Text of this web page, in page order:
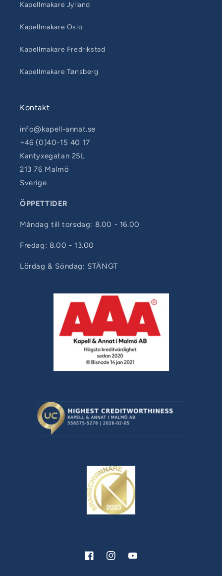
Kapellmakare Jylland
Kapellmakare Oslo
Kapellmakare Fredrikstad
Kapellmakare Tønsberg
Kontakt
info@kapell-annat.se
+46 (0)40-15 40 17
Kantyxegatan 25L
213 76 Malmö
Sverige
ÖPPETTIDER
Måndag till torsdag: 8.00 - 16.00
Fredag: 8.00 - 13.00
Lördag & Söndag: STÄNGT
FacebookInstagramYouTube